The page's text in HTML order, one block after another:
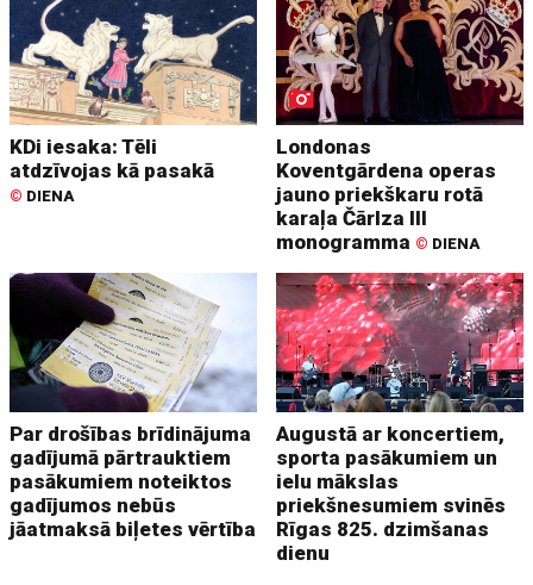
KDi iesaka: Tēli
atdzīvojas kā pasakā
© DIENA
Londonas
Koventgārdena operas
jauno priekškaru rotā
karaļa Čārlza III
monogramma © DIENA
Par drošības brīdinājuma
gadījumā pārtrauktiem
pasākumiem noteiktos
gadījumos nebūs
jāatmaksā biļetes vērtība
Augustā ar koncertiem,
sporta pasākumiem un
ielu mākslas
priekšnesumiem svinēs
Rīgas 825. dzimšanas
dienu